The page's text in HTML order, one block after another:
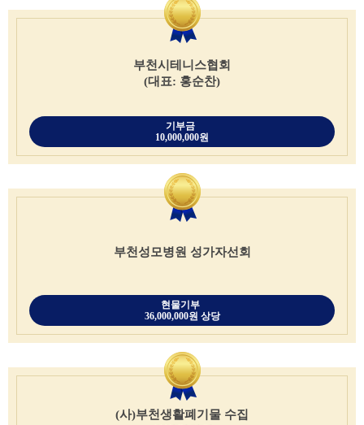
부천시테니스협회
(대표: 홍순찬)
기부금
10,000,000원
부천성모병원 성가자선회
현물기부
36,000,000원 상당
(사)부천생활폐기물 수집